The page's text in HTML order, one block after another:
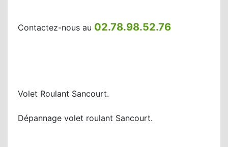
Contactez-nous au 02.78.98.52.76
Volet Roulant Sancourt.
Dépannage volet roulant Sancourt.